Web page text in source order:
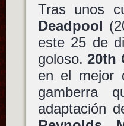
Tras unos
Deadpool
este 25 de
goloso.20th
en el mejor
gamberra
adaptación